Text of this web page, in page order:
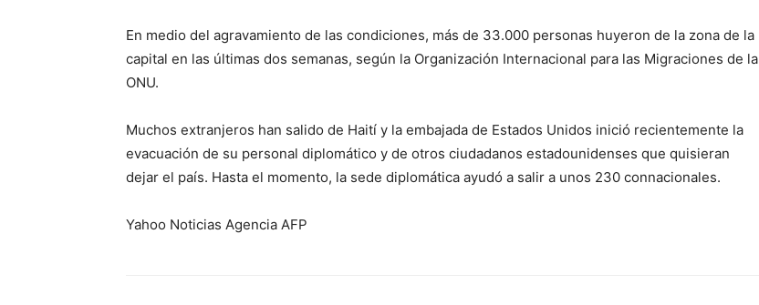
En medio del agravamiento de las condiciones, más de 33.000 personas huyeron de la zona de la
capital en las últimas dos semanas, según la Organización Internacional para las Migraciones de la
ONU.
Muchos extranjeros han salido de Haití y la embajada de Estados Unidos inició recientemente la
evacuación de su personal diplomático y de otros ciudadanos estadounidenses que quisieran
dejar el país. Hasta el momento, la sede diplomática ayudó a salir a unos 230 connacionales.
Yahoo Noticias Agencia AFP